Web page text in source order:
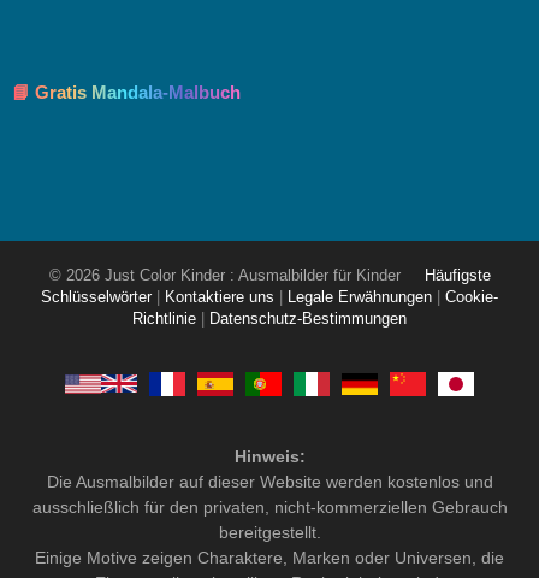
📘 Gratis Mandala-Malbuch
© 2026 Just Color Kinder : Ausmalbilder für Kinder
Häufigste
Schlüsselwörter
Kontaktiere uns Legale Erwähnungen
Cookie-
Richtlinie
Datenschutz-Bestimmungen
Hinweis:
Die Ausmalbilder auf dieser Website werden kostenlos und
ausschließlich für den privaten, nicht-kommerziellen Gebrauch
bereitgestellt.
Einige Motive zeigen Charaktere, Marken oder Universen, die